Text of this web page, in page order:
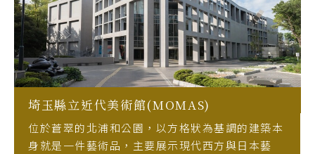
埼玉縣立近代美術館(MOMAS)
位於蒼翠的北浦和公園，以方格狀為基調的建築本
身就是一件藝術品，主要展示現代西方與日本藝